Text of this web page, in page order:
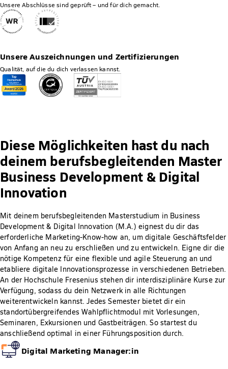
Unsere Abschlüsse sind geprüft – und für dich gemacht.
Unsere Auszeichnungen und Zertifizierungen
Qualität, auf die du dich verlassen kannst.
Diese Möglichkeiten hast du nach
deinem berufsbegleitenden Master
Business Development & Digital
Innovation
Mit deinem berufsbegleitenden Masterstudium in Business
Development & Digital Innovation (M.A.) eignest du dir das
erforderliche Marketing-Know-how an, um digitale Geschäftsfelder
von Anfang an neu zu erschließen und zu entwickeln. Eigne dir die
nötige Kompetenz für eine flexible und agile Steuerung an und
etabliere digitale Innovationsprozesse in verschiedenen Betrieben.
An der Hochschule Fresenius stehen dir interdisziplinäre Kurse zur
Verfügung, sodass du dein Netzwerk in alle Richtungen
weiterentwickeln kannst. Jedes Semester bietet dir ein
standortübergreifendes Wahlpflichtmodul mit Vorlesungen,
Seminaren, Exkursionen und Gastbeiträgen. So startest du
anschließend optimal in einer Führungsposition durch.
Digital Marketing Manager:in